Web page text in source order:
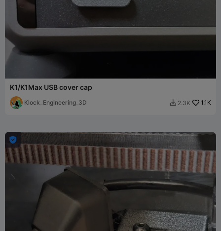
K1/K1Max USB cover cap
Klock_Engineering_3D  2.3K 1.1K
